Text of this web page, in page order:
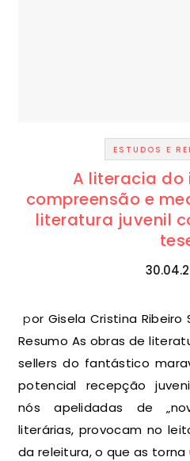
ESTUDOS E
A literacia do
compreensão e
literatura juvenil
por Gisela Cristina Ribeiro Silva | 2009 | Download
Resumo As obras de
sellers do fantástico
potencial recepção
nós apelidadas de
literárias, provocam no
da releitura, o que as torna